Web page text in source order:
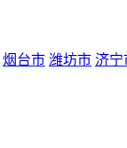
烟台市 潍坊市 济宁